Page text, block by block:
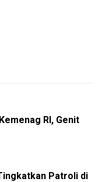
RI, Genit
Patroli di